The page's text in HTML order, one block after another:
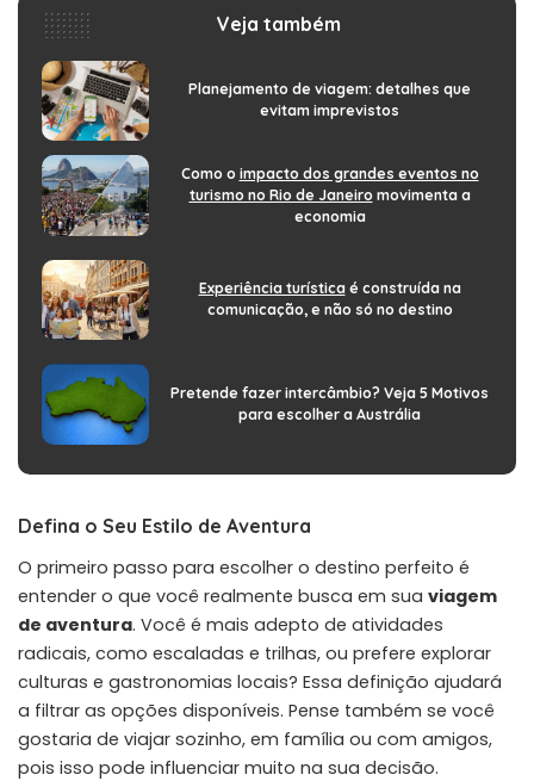
Veja também
Planejamento de viagem: detalhes que
evitam imprevistos
Como o impacto dos grandes eventos no
turismo no Rio de Janeiro movimenta a
economia
Experiência turísticaé construída na
comunicação, e não só no destino
Pretende fazer intercâmbio? Veja 5 Motivos
para escolher a Austrália
Defina o Seu Estilo de Aventura
O primeiro passo para escolher o destino perfeito é
entender o que você realmente busca em sua viagem
de aventura. Você é mais adepto de atividades
radicais, como escaladas e trilhas, ou prefere explorar
culturas e gastronomias locais? Essa definição ajudará
a filtrar as opções disponíveis. Pense também se você
gostaria de viajar sozinho, em família ou com amigos,
pois isso pode influenciar muito na sua decisão.